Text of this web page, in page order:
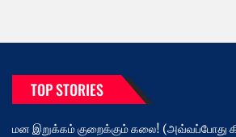
TOP STORIES
மன இறுக்கம் குறைக்கும் கலை! (அவ்வப்போது